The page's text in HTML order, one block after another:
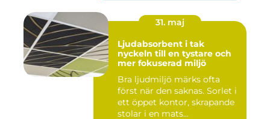
31. maj
Ljudabsorbent i tak
nyckeln till en tystare och
mer fokuserad miljö
Bra ljudmiljö märks ofta
först när den saknas. Sorlet i
ett öppet kontor, skrapande
stolar i en mats...